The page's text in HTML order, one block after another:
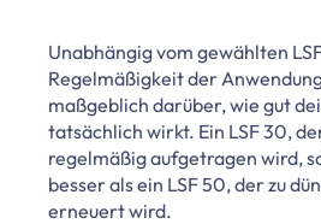
Unabhängig vom gewählten
Regelmäßigkeit der
maßgeblich darüber, wie gut
tatsächlich wirkt. Ein LSF 30,
regelmäßig aufgetragen wird,
besser als ein LSF 50, der zu
erneuert wird.